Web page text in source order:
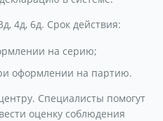
4д, 6д. Срок действия:
на серию;
оформлении на партию.
Специалисты помогут
оценку соблюдения